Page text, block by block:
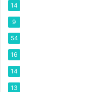
14
9
54
16
14
13